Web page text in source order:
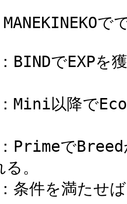
で
でEXPを
以降で
でBreedが
。
件を満たせば